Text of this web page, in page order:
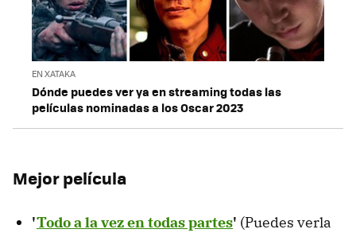
EN XATAKA
Dónde puedes ver ya en streaming todas las
películas nominadas a los Oscar 2023
Mejor película
'Todo a la vez en todas partes' (Puedes verla